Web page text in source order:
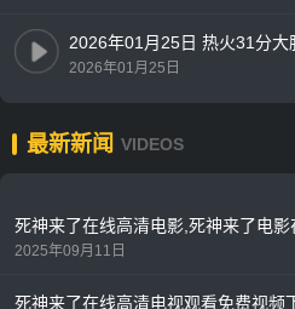
2026年01月25日
最新新闻 VIDEOS
死神来了在线高清电影,死神来了电影
2025年09月11日